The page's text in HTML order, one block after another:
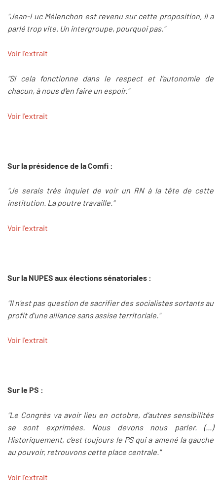
"Jean-Luc Mélenchon est revenu sur cette proposition, il a
parlé trop vite. Un intergroupe, pourquoi pas."
Voir l'extrait
"Si cela fonctionne dans le respect et l’autonomie de
chacun, à nous d'en faire un espoir."
Voir l'extrait
Sur la présidence de la Comfi :
"Je serais très inquiet de voir un RN à la tête de cette
institution. La poutre travaille."
Voir l'extrait
Sur la NUPES aux élections sénatoriales :
"Il n'est pas question de sacrifier des socialistes sortants au
profit d'une alliance sans assise territoriale."
Voir l'extrait
Sur le PS :
"Le Congrès va avoir lieu en octobre, d’autres sensibilités
se sont exprimées. Nous devons nous parler. (...)
Historiquement, c'est toujours le PS qui a amené la gauche
au pouvoir, retrouvons cette place centrale."
Voir l'extrait